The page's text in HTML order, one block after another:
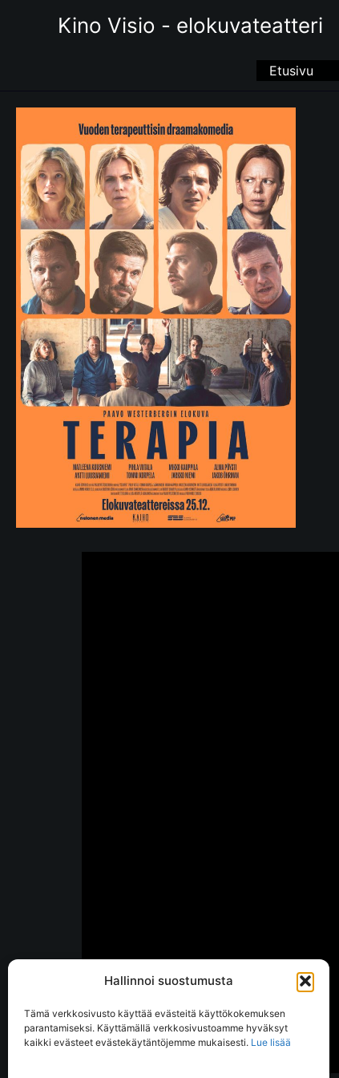
Hallinnoi suostumusta
Tämä verkkosivusto käyttää evästeitä käyttökokemuksen
parantamiseksi. Käyttämällä verkkosivustoamme hyväksyt
kaikki evästeet evästekäytäntöjemme mukaisesti. Lue lisää
Kino Visio - elokuvateatteri
Etusivu